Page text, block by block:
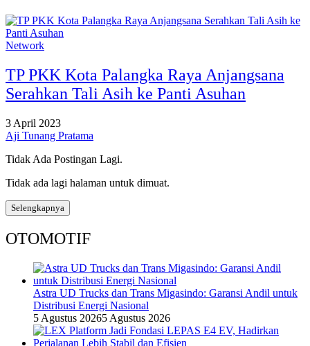
Network
TP PKK Kota Palangka Raya Anjangsana
Serahkan Tali Asih ke Panti Asuhan
3 April 2023
Aji Tunang Pratama
Tidak Ada Postingan Lagi.
Tidak ada lagi halaman untuk dimuat.
Selengkapnya
OTOMOTIF
Astra UD Trucks dan Trans Migasindo: Garansi Andil untuk
Distribusi Energi Nasional
5 Agustus 20265 Agustus 2026